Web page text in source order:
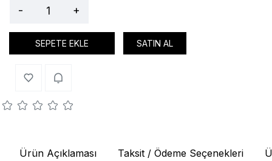
- +
SEPETE EKLE SATIN AL
Ürün Açıklaması Taksit / Ödeme Seçenekleri